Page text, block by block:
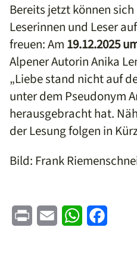
Bereits jetzt können
Leserinnen und Leser
freuen: Am 19.12.2025
Alpener Autorin Anika
„Liebe stand nicht auf
unter dem Pseudonym
herausgebracht hat.
der Lesung folgen in
Bild: Frank
Print Email WhatsApp